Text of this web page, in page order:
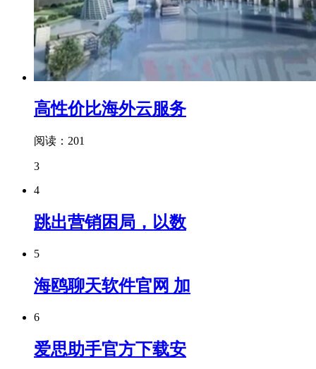
高性价比海外云服务
阅读：201
3
4
跳出营销困局，以数
5
海鸥聊天软件官网 加
6
爱思助手官方下载安